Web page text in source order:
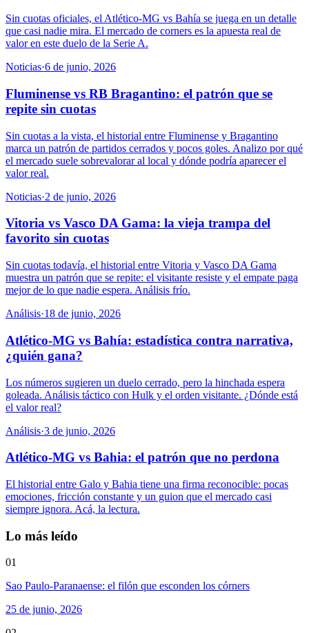
Sin cuotas oficiales, el Atlético-MG vs Bahía se juega en un detalle
que casi nadie mira. El mercado de corners es la apuesta real de
valor en este duelo de la Serie A.
Noticias·6 de junio, 2026
Fluminense vs RB Bragantino: el patrón que se
repite sin cuotas
Sin cuotas a la vista, el historial entre Fluminense y Bragantino
marca un patrón de partidos cerrados y pocos goles. Analizo por qué
el mercado suele sobrevalorar al local y dónde podría aparecer el
valor real.
Noticias·2 de junio, 2026
Vitoria vs Vasco DA Gama: la vieja trampa del
favorito sin cuotas
Sin cuotas todavía, el historial entre Vitoria y Vasco DA Gama
muestra un patrón que se repite: el visitante resiste y el empate paga
mejor de lo que nadie espera. Análisis frío.
Análisis·18 de junio, 2026
Atlético-MG vs Bahía: estadística contra narrativa,
¿quién gana?
Los números sugieren un duelo cerrado, pero la hinchada espera
goleada. Análisis táctico con Hulk y el orden visitante. ¿Dónde está
el valor real?
Análisis·3 de junio, 2026
Atlético-MG vs Bahia: el patrón que no perdona
El historial entre Galo y Bahia tiene una firma reconocible: pocas
emociones, fricción constante y un guion que el mercado casi
siempre ignora. Acá, la lectura.
Lo más leído
01
Sao Paulo-Paranaense: el filón que esconden los córners
25 de junio, 2026